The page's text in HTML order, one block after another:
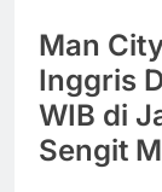
Man
Inggris
WIB di
Sengit